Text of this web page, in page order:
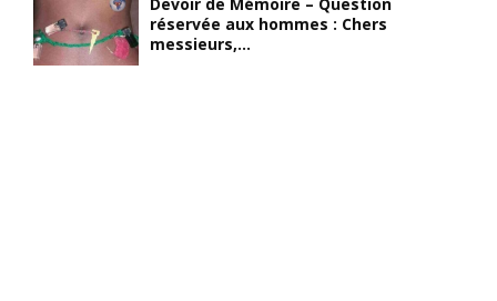
réservée aux hommes : Chers
messieurs,...